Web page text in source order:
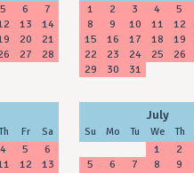
5 6
7
13
14
20
21
27 28
1 2 3 4 5
8
9 10 11 12
15
16 17 18 19
22
23 24 25 26
29
30 31
Fr Sa
4 5
6
12
13
July
Su Mo Tu We Th
1 2
5
6 7 8 9